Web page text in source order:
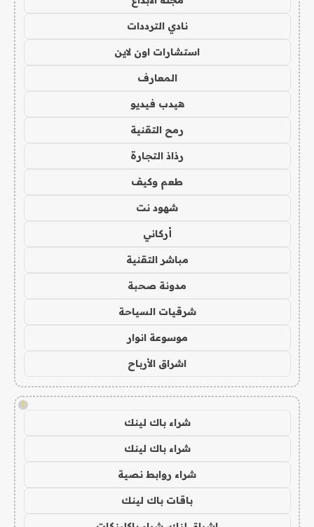
نادي الترددات
استشارات اون لاين
المعارف
هيدب فيديو
رمح التقنية
رذاذ التجارة
طعم وكيف
شهود نت
أركاني
مباشر التقنية
مدونة صحبة
شرقيات السياحة
موسوعة انوار
اشراق الأرباح
!
شراء باك لينك
شراء باك لينك
شراء روابط نصية
باقات باك لينك